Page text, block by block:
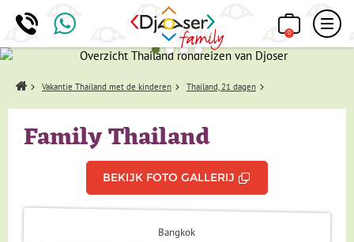
0
Home Vakantie Thailand met de kinderen Thailand, 21 dagen
Family Thailand
BEKIJK FOTO GALLERIJ
Bangkok